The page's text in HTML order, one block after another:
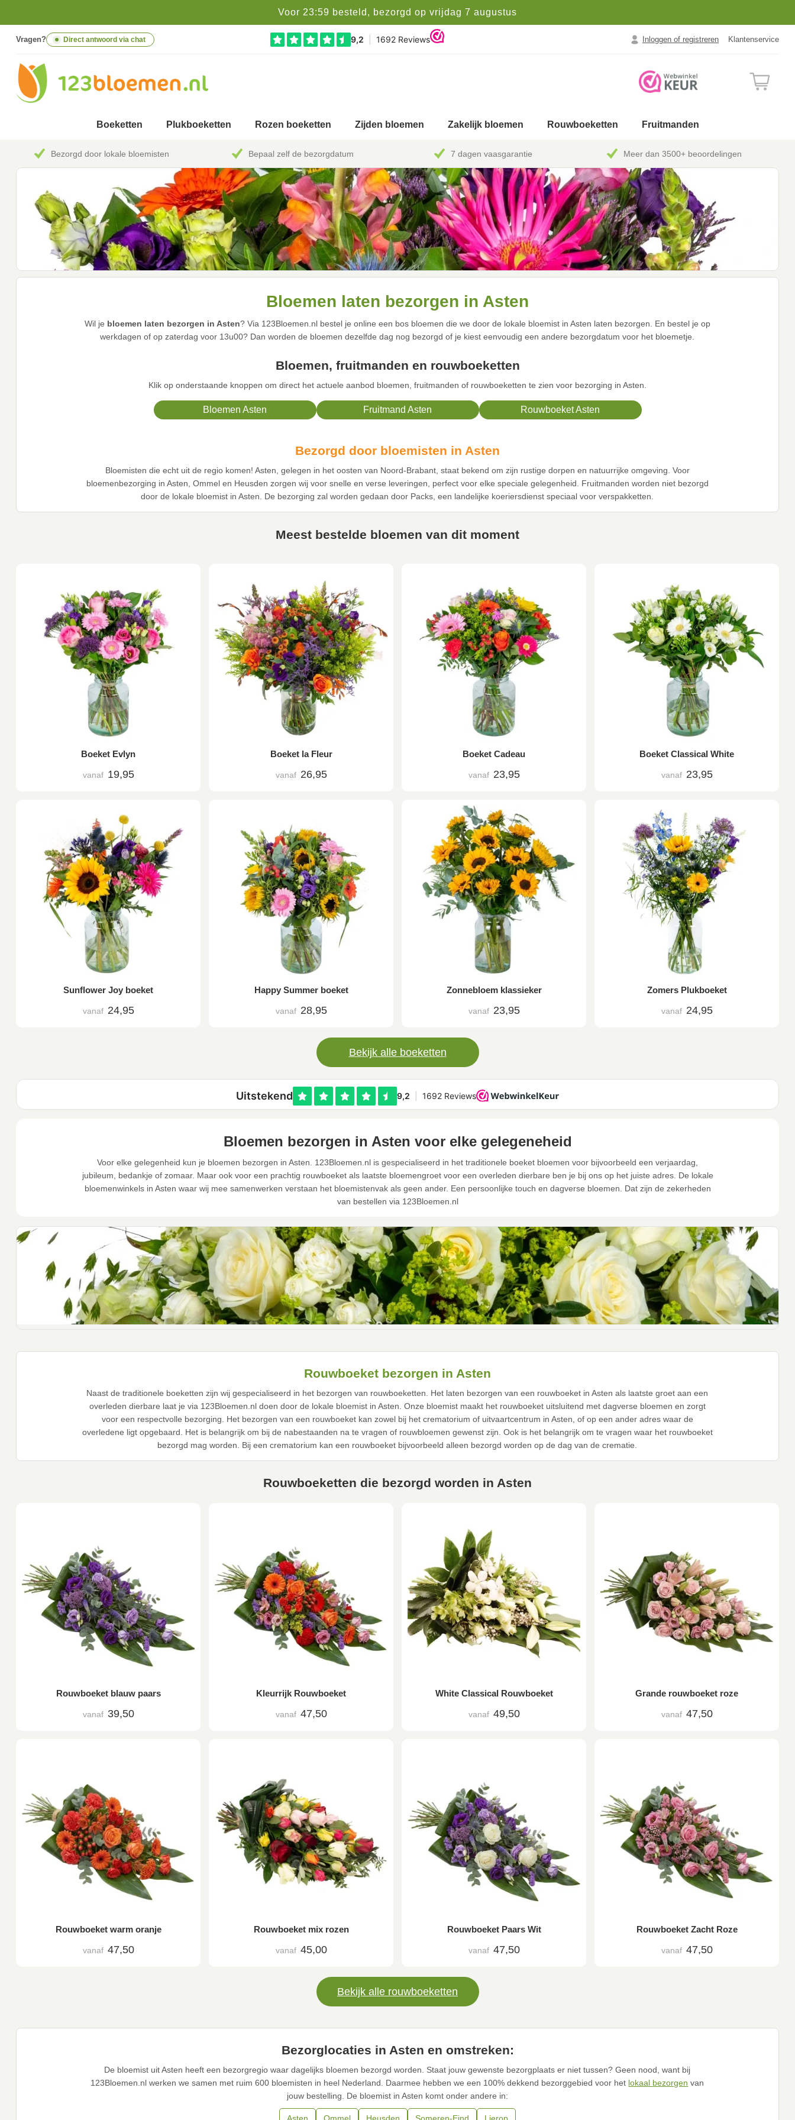
Voor 23:59 besteld, bezorgd op vrijdag 7 augustus
Vragen? Direct antwoord via chat Inloggen of registreren Klantenservice
Boeketten Plukboeketten Rozen boeketten Zijden bloemen Zakelijk bloemen Rouwboeketten Fruitmanden
Bezorgd door lokale bloemisten Bepaal zelf de bezorgdatum 7 dagen vaasgarantie Meer dan 3500+ beoordelingen
Bloemen laten bezorgen in Asten
Wil je bloemen laten bezorgen in Asten? Via 123Bloemen.nl bestel je online een bos bloemen die we door de lokale bloemist in Asten laten bezorgen. En bestel je op
werkdagen of op zaterdag voor 13u00? Dan worden de bloemen dezelfde dag nog bezorgd of je kiest eenvoudig een andere bezorgdatum voor het bloemetje.
Bloemen, fruitmanden en rouwboeketten
Klik op onderstaande knoppen om direct het actuele aanbod bloemen, fruitmanden of rouwboeketten te zien voor bezorging in Asten.
Bloemen Asten Fruitmand Asten Rouwboeket Asten
Bezorgd door bloemisten in Asten
Bloemisten die echt uit de regio komen! Asten, gelegen in het oosten van Noord-Brabant, staat bekend om zijn rustige dorpen en natuurrijke omgeving. Voor
bloemenbezorging in Asten, Ommel en Heusden zorgen wij voor snelle en verse leveringen, perfect voor elke speciale gelegenheid. Fruitmanden worden niet bezorgd
door de lokale bloemist in Asten. De bezorging zal worden gedaan door Packs, een landelijke koeriersdienst speciaal voor verspakketten.
Meest bestelde bloemen van dit moment
Boeket Evlyn
vanaf 19,95
Boeket la Fleur
vanaf 26,95
Boeket Cadeau
vanaf 23,95
Boeket Classical White
vanaf 23,95
Sunflower Joy boeket
vanaf 24,95
Happy Summer boeket
vanaf 28,95
Zonnebloem klassieker
vanaf 23,95
Zomers Plukboeket
vanaf 24,95
Bekijk alle boeketten
Bloemen bezorgen in Asten voor elke gelegeneheid
Voor elke gelegenheid kun je bloemen bezorgen in Asten. 123Bloemen.nl is gespecialiseerd in het traditionele boeket bloemen voor bijvoorbeeld een verjaardag,
jubileum, bedankje of zomaar. Maar ook voor een prachtig rouwboeket als laatste bloemengroet voor een overleden dierbare ben je bij ons op het juiste adres. De lokale
bloemenwinkels in Asten waar wij mee samenwerken verstaan het bloemistenvak als geen ander. Een persoonlijke touch en dagverse bloemen. Dat zijn de zekerheden
van bestellen via 123Bloemen.nl
Rouwboeket bezorgen in Asten
Naast de traditionele boeketten zijn wij gespecialiseerd in het bezorgen van rouwboeketten. Het laten bezorgen van een rouwboeket in Asten als laatste groet aan een
overleden dierbare laat je via 123Bloemen.nl doen door de lokale bloemist in Asten. Onze bloemist maakt het rouwboeket uitsluitend met dagverse bloemen en zorgt
voor een respectvolle bezorging. Het bezorgen van een rouwboeket kan zowel bij het crematorium of uitvaartcentrum in Asten, of op een ander adres waar de
overledene ligt opgebaard. Het is belangrijk om bij de nabestaanden na te vragen of rouwbloemen gewenst zijn. Ook is het belangrijk om te vragen waar het rouwboeket
bezorgd mag worden. Bij een crematorium kan een rouwboeket bijvoorbeeld alleen bezorgd worden op de dag van de crematie.
Rouwboeketten die bezorgd worden in Asten
Rouwboeket blauw paars
vanaf 39,50
Kleurrijk Rouwboeket
vanaf 47,50
White Classical Rouwboeket
vanaf 49,50
Grande rouwboeket roze
vanaf 47,50
Rouwboeket warm oranje
vanaf 47,50
Rouwboeket mix rozen
vanaf 45,00
Rouwboeket Paars Wit
vanaf 47,50
Rouwboeket Zacht Roze
vanaf 47,50
Bekijk alle rouwboeketten
Bezorglocaties in Asten en omstreken:
De bloemist uit Asten heeft een bezorgregio waar dagelijks bloemen bezorgd worden. Staat jouw gewenste bezorgplaats er niet tussen? Geen nood, want bij
123Bloemen.nl werken we samen met ruim 600 bloemisten in heel Nederland. Daarmee hebben we een 100% dekkend bezorggebied voor het lokaal bezorgen van
jouw bestelling. De bloemist in Asten komt onder andere in: